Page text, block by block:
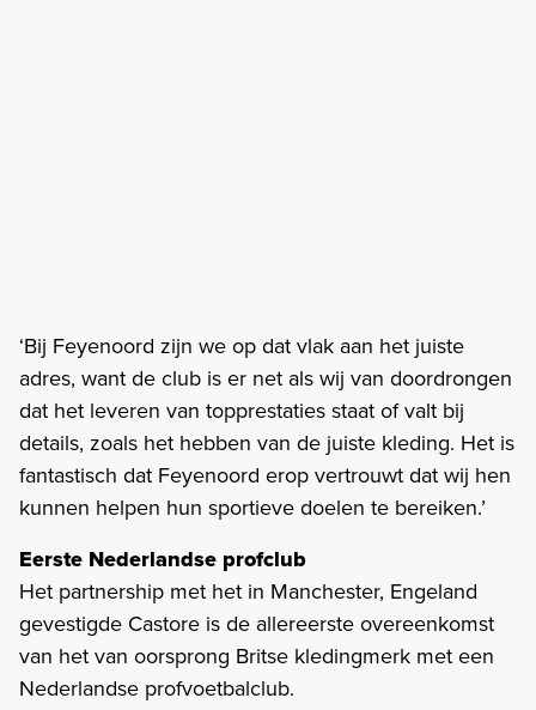
‘Bij Feyenoord zijn we op dat vlak aan het juiste
adres, want de club is er net als wij van doordrongen
dat het leveren van topprestaties staat of valt bij
details, zoals het hebben van de juiste kleding. Het is
fantastisch dat Feyenoord erop vertrouwt dat wij hen
kunnen helpen hun sportieve doelen te bereiken.’
Eerste Nederlandse profclub
Het partnership met het in Manchester, Engeland
gevestigde Castore is de allereerste overeenkomst
van het van oorsprong Britse kledingmerk met een
Nederlandse profvoetbalclub.